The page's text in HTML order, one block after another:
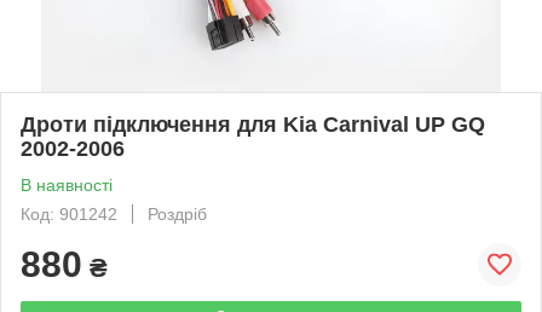
Дроти підключення для Kia Carnival UP GQ
2002-2006
В наявності
Код: 901242
Роздріб
880 ₴